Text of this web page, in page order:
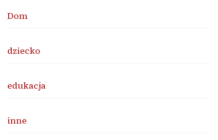
Dom
dziecko
edukacja
inne